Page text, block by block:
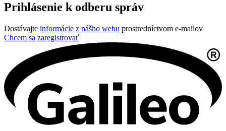
Prihlásenie k odberu správ
Dostávajte informácie z nášho webu prostredníctvom e-mailov
Chcem sa zaregistrovať